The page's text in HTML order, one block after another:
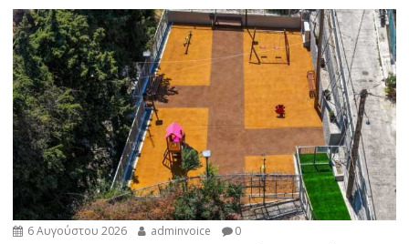
6 Αυγούστου 2026 adminvoice 0